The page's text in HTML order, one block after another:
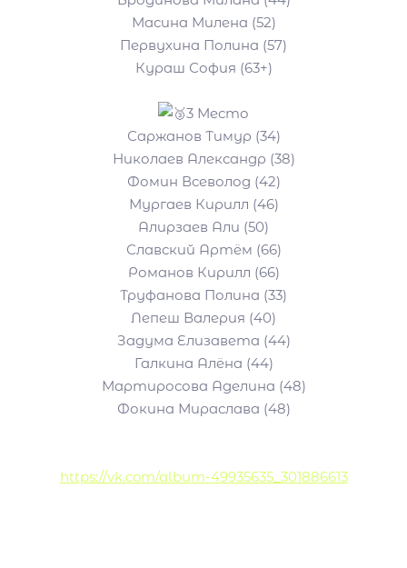
Масина Милена (52)
Первухина Полина (57)
Кураш София (63+)
3 Место
Саржанов Тимур (34)
Николаев Александр (38)
Фомин Всеволод (42)
Мургаев Кирилл (46)
Алирзаев Али (50)
Славский Артём (66)
Романов Кирилл (66)
Труфанова Полина (33)
Лепеш Валерия (40)
Задума Елизавета (44)
Галкина Алёна (44)
Мартиросова Аделина (48)
Фокина Мираслава (48)
https://vk.com/album-49935635_301886613